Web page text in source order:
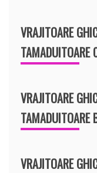
VRAJITOARE
TAMADUITOARE
VRAJITOARE
TAMADUITOARE
VRAJITOARE